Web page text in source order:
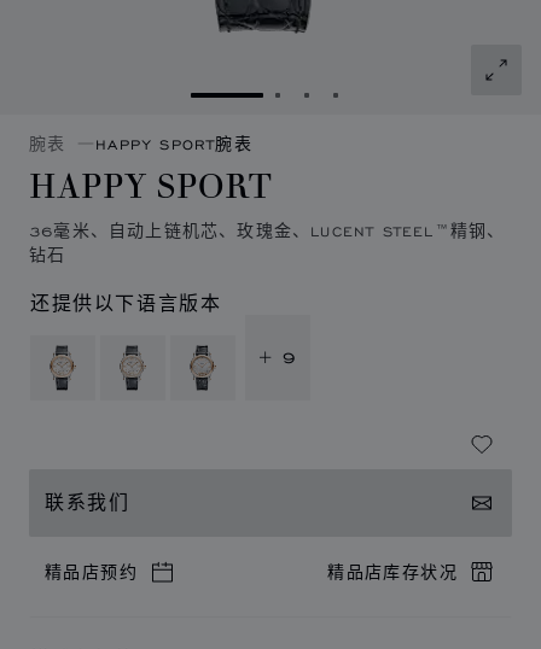
转到幻灯片 1转到幻灯片 2
转到幻灯片 3
转到幻灯片 4
腕表 HAPPY SPORT腕表
HAPPY SPORT
36毫米、自动上链机芯、玫瑰金、LUCENT STEEL™精钢、
钻石
还提供以下语言版本
+ 9
联系我们
精品店预约 精品店库存状况